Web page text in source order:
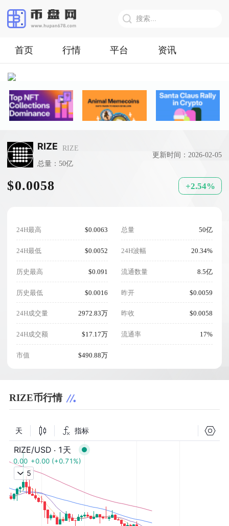
首页 行情 平台 资讯
RIZE
RIZE
总量：50亿
更新时间：2026-02-05
$0.0058 +2.54%
24H最高 $0.0063
24H最低 $0.0052
历史最高 $0.091
历史最低 $0.0016
24H成交量 2972.83万
24H成交额 $17.17万
市值 $490.88万
总量 50亿
24H波幅 20.34%
流通数量 8.5亿
昨开 $0.0059
昨收 $0.0058
流通率 17%
RIZE币行情